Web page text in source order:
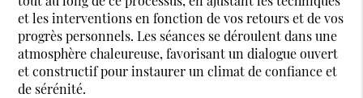
et les interventions en fonction de vos retours et de vos
progrès personnels. Les séances se déroulent dans une
atmosphère chaleureuse, favorisant un dialogue ouvert
et constructif pour instaurer un climat de confiance et
de sérénité.